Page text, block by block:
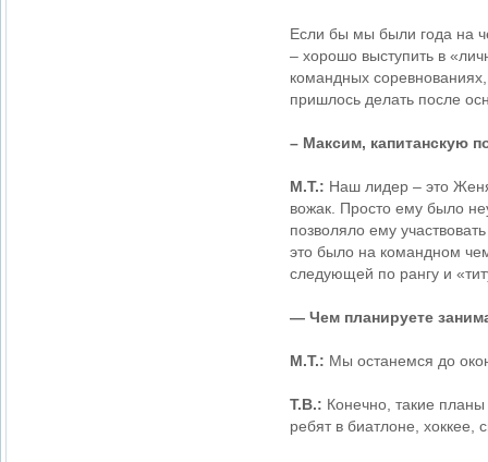
Если бы мы были года на
– хорошо выступить в
командных
пришлось делать после
– Максим, капитанскую
М.Т.: Наш лидер – это
вожак. Просто ему было
позволяло ему
это было на командном
следующей по рангу и
— Чем планируете
М.Т.: Мы останемся до
Т.В.: Конечно, такие
ребят в биатлоне, хоккее,